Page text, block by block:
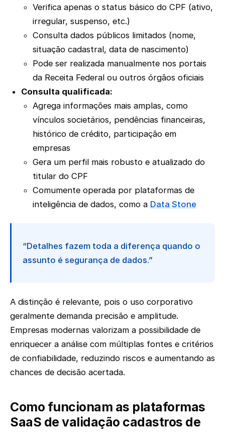
Verifica apenas o status básico do CPF (ativo,
irregular, suspenso, etc.)
Consulta dados públicos limitados (nome,
situação cadastral, data de nascimento)
Pode ser realizada manualmente nos portais
da Receita Federal ou outros órgãos oficiais
Consulta qualificada:
Agrega informações mais amplas, como
vínculos societários, pendências financeiras,
histórico de crédito, participação em
empresas
Gera um perfil mais robusto e atualizado do
titular do CPF
Comumente operada por plataformas de
inteligência de dados, como a Data Stone
“Detalhes fazem toda a diferença quando o
assunto é segurança de dados.”
A distinção é relevante, pois o uso corporativo
geralmente demanda precisão e amplitude.
Empresas modernas valorizam a possibilidade de
enriquecer a análise com múltiplas fontes e critérios
de confiabilidade, reduzindo riscos e aumentando as
chances de decisão acertada.
Como funcionam as plataformas
SaaS de validação cadastros de